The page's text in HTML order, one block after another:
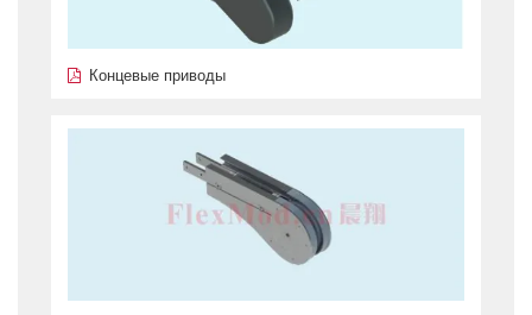
Концевые приводы